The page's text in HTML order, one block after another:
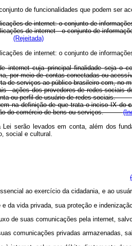
de funcionalidades que podem ser
de internet: o conjunto de
de internet - o conjunto de
(Rejeitada)
de internet: o conjunto de
internet cuja principal finalidade seja o
por meio de contas conectadas ou
de serviços ao público brasileiro com,
- ações dos provedores de redes sociais
ou perfil de usuário de redes
na definição de que trata o inciso IX do
do comércio de bens ou serviços.
Lei serão levados em conta, além dos
social e cultural.
ao exercício da cidadania, e ao
e da vida privada, sua proteção e
de suas comunicações pela internet,
comunicações privadas armazenadas,